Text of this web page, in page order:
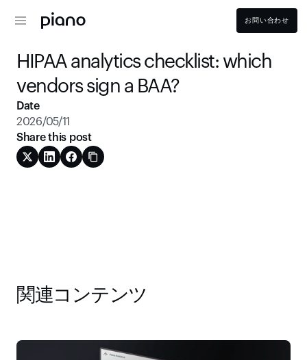
お問い合わせ
HIPAA analytics checklist: which
vendors sign a BAA?
Date
2026/05/11
Share this post
関連コンテンツ